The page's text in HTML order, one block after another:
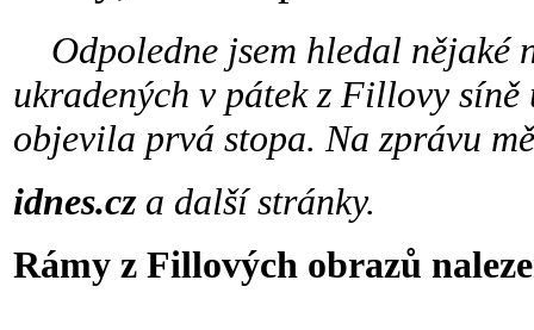
Odpoledne jsem hledal nějaké
ukradených v pátek z Fillovy síně
objevila prvá stopa. Na zprávu
idnes.cza další stránky.
Rámy z Fillových obrazů